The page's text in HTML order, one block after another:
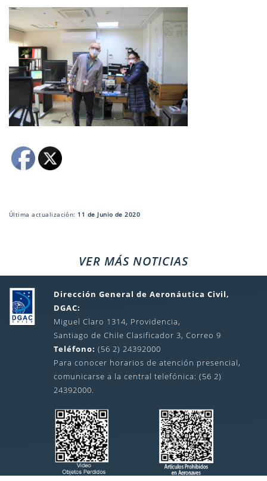
Última actualización: 11 de Junio de 2020
VER MÁS NOTICIAS
Dirección General de Aeronáutica Civil,
DGAC:
Miguel Claro 1314, Providencia,
Santiago de Chile Clasificador 3, Correo 9
Teléfono: (56 2) 24392000
Para conocer horarios de atención presencial,
comunicarse a la central telefónica: (56 2)
24392000.